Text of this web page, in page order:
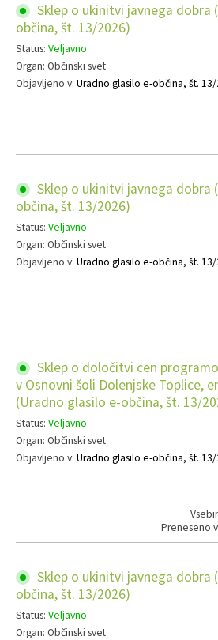
Sklep o ukinitvi javnega dobra
občina, št. 13/2026)
Status: Veljavno
Organ: Občinski svet
Objavljeno v: Uradno glasilo e-občina, št. 13/
Sklep o ukinitvi javnega dobra
občina, št. 13/2026)
Status: Veljavno
Organ: Občinski svet
Objavljeno v: Uradno glasilo e-občina, št. 13/
Sklep o določitvi cen
v Osnovni šoli Dolenjske Toplice,
(Uradno glasilo e-občina, št. 13/
Status: Veljavno
Organ: Občinski svet
Objavljeno v: Uradno glasilo e-občina, št. 13/
Preneseno v
Sklep o ukinitvi javnega dobra
občina, št. 13/2026)
Status: Veljavno
Organ: Občinski svet